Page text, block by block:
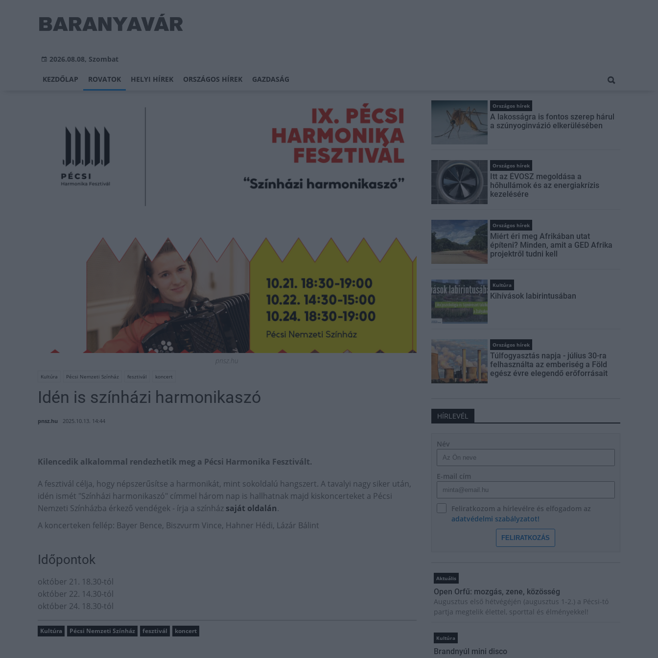
2026.08.08, Szombat
KEZDŐLAP ROVATOK HELYI HÍREK ORSZÁGOS HÍREK GAZDASÁG
pnsz.hu
Kultúra Pécsi Nemzeti Színház fesztivál koncert
Idén is színházi harmonikaszó
pnsz.hu 2025.10.13. 14:44
Kilencedik alkalommal rendezhetik meg a Pécsi Harmonika Fesztivált.
A fesztivál célja, hogy népszerűsítse a harmonikát, mint sokoldalú hangszert. A tavalyi nagy siker után,
idén ismét "Színházi harmonikaszó" címmel három nap is hallhatnak majd kiskoncerteket a Pécsi
Nemzeti Színházba érkező vendégek - írja a színház saját oldalán.
A koncerteken fellép: Bayer Bence, Biszvurm Vince, Hahner Hédi, Lázár Bálint
Időpontok
október 21. 18.30-tól
október 22. 14.30-tól
október 24. 18.30-tól
Kultúra Pécsi Nemzeti Színház fesztivál koncert
Országos hírek
A lakosságra is fontos szerep hárul
a szúnyoginvázió elkerülésében
Országos hírek
Itt az ÉVOSZ megoldása a
hőhullámok és az energiakrízis
kezelésére
Országos hírek
Miért éri meg Afrikában utat
építeni? Minden, amit a GED Afrika
projektről tudni kell
Kultúra
Kihívások labirintusában
Országos hírek
Túlfogyasztás napja - július 30-ra
felhasználta az emberiség a Föld
egész évre elegendő erőforrásait
HÍRLEVÉL
Név
E-mail cím
Feliratkozom a hírlevélre és elfogadom az
adatvédelmi szabályzatot!
FELIRATKOZÁS
Aktuális
Open Orfű: mozgás, zene, közösség
Augusztus első hétvégéjén (augusztus 1-2.) a Pécsi-tó
partja megtelik élettel, sporttal és élményekkel!
Kultúra
Brandnyúl mini disco